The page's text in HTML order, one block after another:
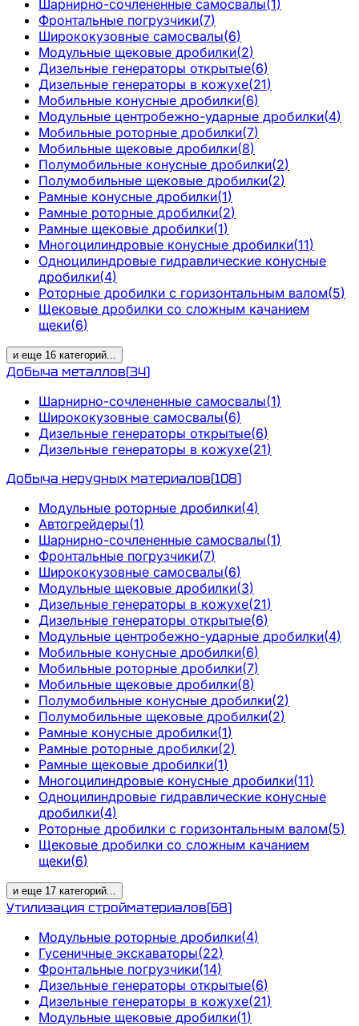
Шарнирно-сочлененные самосвалы(1 )
Фронтальные погрузчики(7)
Ширококузовные самосвалы(6)
Модульные щековые дробилки(2)
Дизельные генераторы открытые(6)
Дизельные генераторы в кожухе(21)
Мобильные конусные дробилки(6)
Модульные центробежно-ударные дробилки(4)
Мобильные роторные дробилки(7)
Мобильные щековые дробилки(8)
Полумобильные конусные дробилки(2)
Полумобильные щековые дробилки(2)
Рамные конусные дробилки(1)
Рамные роторные дробилки(2)
Рамные щековые дробилки(1)
Многоцилиндровые конусные дробилки(11)
Одноцилиндровые гидравлические конусные
дробилки(4)
Роторные дробилки с горизонтальным валом(5)
Щековые дробилки со сложным качанием
щеки(6)
и еще 16 категорий...
Добыча металлов(34)
Шарнирно-сочлененные самосвалы(1)
Ширококузовные самосвалы(6)
Дизельные генераторы открытые(6)
Дизельные генераторы в кожухе(21)
Добыча нерудных материалов(108)
Модульные роторные дробилки(4)
Автогрейдеры(1)
Шарнирно-сочлененные самосвалы(1)
Фронтальные погрузчики(7)
Ширококузовные самосвалы(6)
Модульные щековые дробилки(3)
Дизельные генераторы в кожухе(21)
Дизельные генераторы открытые(6)
Модульные центробежно-ударные дробилки(4)
Мобильные конусные дробилки(6)
Мобильные роторные дробилки(7)
Мобильные щековые дробилки(8)
Полумобильные конусные дробилки(2)
Полумобильные щековые дробилки(2)
Рамные конусные дробилки(1)
Рамные роторные дробилки(2)
Рамные щековые дробилки(1)
Многоцилиндровые конусные дробилки(11)
Одноцилиндровые гидравлические конусные
дробилки(4)
Роторные дробилки с горизонтальным валом(5)
Щековые дробилки со сложным качанием
щеки(6)
и еще 17 категорий...
Утилизация стройматериалов(68)
Модульные роторные дробилки(4)
Гусеничные экскаваторы(22)
Фронтальные погрузчики(14)
Дизельные генераторы открытые(6)
Дизельные генераторы в кожухе(21)
Модульные щековые дробилки(1)